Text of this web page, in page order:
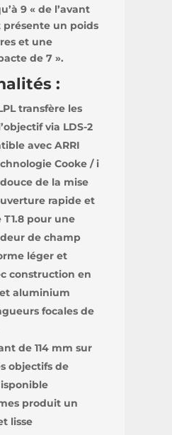
9 « de l’avant
présente un poids
et une
de 7 ».
:
transfère les
via LDS-2
avec ARRI
Cooke / i
de la mise
rapide et
pour une
de champ
léger et
construction en
aluminium
focales de
de 114 mm sur
objectifs de
produit un
lisse